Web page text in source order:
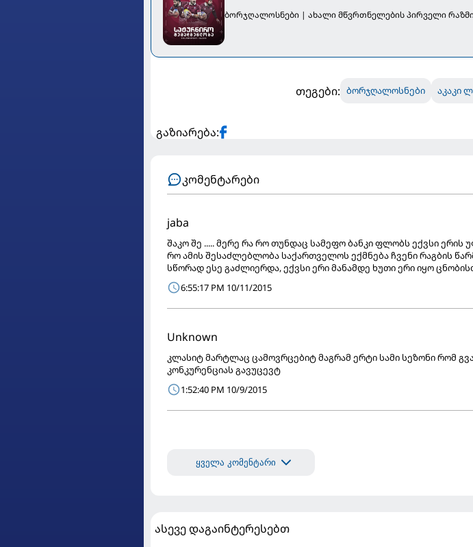
ბორჯღალოსნები | ახალი მწვრთნელების პირველი
თეგები: ბორჯღალოსნები აკაკი
გაზიარება:
კომენტარები
jaba
შაკო შე ..... მერე რა რო თუნდაც სამეფო ბანკი ფლობს ექვსი
რო ამის შესაძლებლობა საქართველოს ექმნება ჩვენი რაგბის
სწორად ესე გაძლიერდა, ექვსი ერი მანამდე ხუთი ერი იყო
6:55:17 PM 10/11/2015
Unknown
კლასიტ მარტლაც ცამოვრცებიტ მაგრამ ერტი სამი სეზონი რომ
კონკურენციას გავუცევტ
1:52:40 PM 10/9/2015
ყველა კომენტარი
ასევე დაგაინტერესებთ